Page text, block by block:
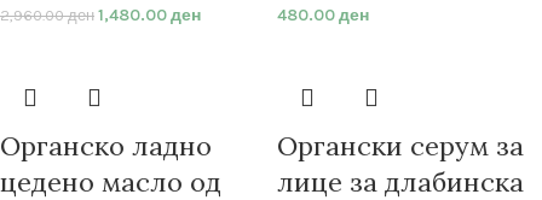
2,960.00ден 1,480.00ден
480.00ден
Органско ладно
цедено масло од
Органски серум за
лице за длабинска